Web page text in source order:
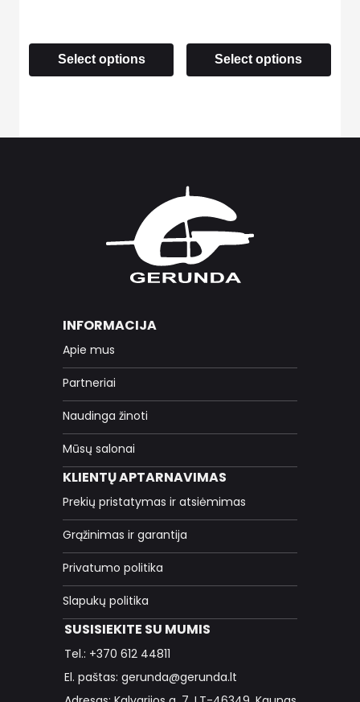
Select options Select options
INFORMACIJA
Apie mus
Partneriai
Naudinga žinoti
Mūsų salonai
KLIENTŲ APTARNAVIMAS
Prekių pristatymas ir atsiėmimas
Grąžinimas ir garantija
Privatumo politika
Slapukų politika
SUSISIEKITE SU MUMIS
Tel.: +370 612 44811
El. paštas: gerunda@gerunda.lt